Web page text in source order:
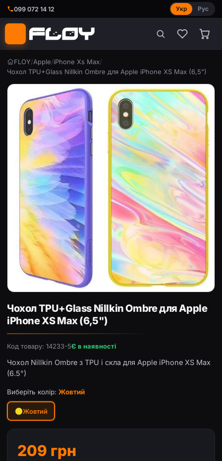
099 072 14 12 Укр Рус
FLOY/Apple/iPhone Xs Max/
Чохол TPU+Glass Nillkin Ombre для Apple iPhone XS Max (6,5")
Чохол TPU+Glass Nillkin Ombre для Apple iPhone XS
Чохол TPU+Glass Nillkin Ombre для Apple
iPhone XS Max (6,5")
Код товару: 14233-5Є в наявності
Чохол Nillkin Ombre з TPU і скла для Apple iPhone XS Max
(6.5")
Виберіть колір: Жовтий
Жовтий
209 грн